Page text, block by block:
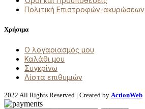
Πολιτική Επιστροφών-ακυρώσεων
Χρήσιμα
Ο λογαριασμός μου
Καλάθι μου
Συγκρίνω
Λίστα επιθυμιών
2022 All Rights Reserved | Created by ActionWeb